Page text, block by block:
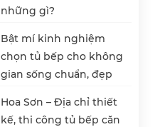
những gì?
Bật mí kinh nghiệm
chọn tủ bếp cho không
gian sống chuẩn, đẹp
Hoa Sơn – Địa chỉ thiết
kế, thi công tủ bếp căn